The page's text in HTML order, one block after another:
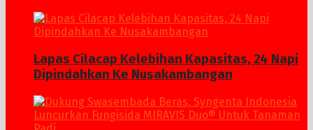
Lapas Cilacap Kelebihan Kapasitas, 24 Napi
Dipindahkan Ke Nusakambangan